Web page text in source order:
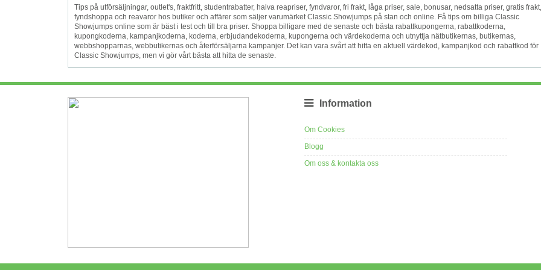
Tips på utförsäljningar, outlet's, fraktfritt, studentrabatter, halva reapriser, fyndvaror, fri frakt, låga priser, sale, bonusar, nedsatta priser, gratis frakt,
fyndshoppa och reavaror hos butiker och affärer som säljer varumärket Classic Showjumps på stan och online. Få tips om billiga Classic
Showjumps online som är bäst i test och till bra priser. Shoppa billigare med de senaste och bästa rabattkupongerna, rabattkoderna,
kupongkoderna, kampanjkoderna, koderna, erbjudandekoderna, kupongerna och värdekoderna och utnyttja nätbutikernas, butikernas,
webbshopparnas, webbutikernas och återförsäljarna kampanjer. Det kan vara svårt att hitta en aktuell värdekod, kampanjkod och rabattkod för
Classic Showjumps, men vi gör vårt bästa att hitta de senaste.
Information
Om Cookies
Blogg
Om oss & kontakta oss